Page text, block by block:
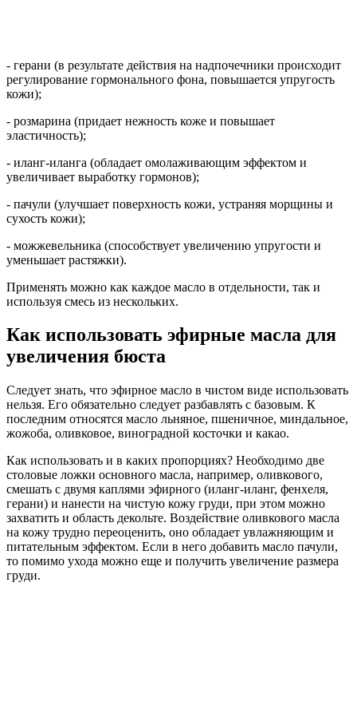
- герани (в результате действия на надпочечники происходит
регулирование гормонального фона, повышается упругость
кожи);
- розмарина (придает нежность коже и повышает
эластичность);
- иланг-иланга (обладает омолаживающим эффектом и
увеличивает выработку гормонов);
- пачули (улучшает поверхность кожи, устраняя морщины и
сухость кожи);
- можжевельника (способствует увеличению упругости и
уменьшает растяжки).
Применять можно как каждое масло в отдельности, так и
используя смесь из нескольких.
Как использовать эфирные масла для
увеличения бюста
Следует знать, что эфирное масло в чистом виде использовать
нельзя. Его обязательно следует разбавлять с базовым. К
последним относятся масло льняное, пшеничное, миндальное,
жожоба, оливковое, виноградной косточки и какао.
Как использовать и в каких пропорциях? Необходимо две
столовые ложки основного масла, например, оливкового,
смешать с двумя каплями эфирного (иланг-иланг, фенхеля,
герани) и нанести на чистую кожу груди, при этом можно
захватить и область декольте. Воздействие оливкового масла
на кожу трудно переоценить, оно обладает увлажняющим и
питательным эффектом. Если в него добавить масло пачули,
то помимо ухода можно еще и получить увеличение размера
груди.